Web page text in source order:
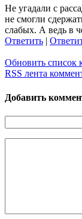
Не угадали с
не смогли
слабых. А ведь в
Ответить |
Обновить список
RSS лента
Добавить